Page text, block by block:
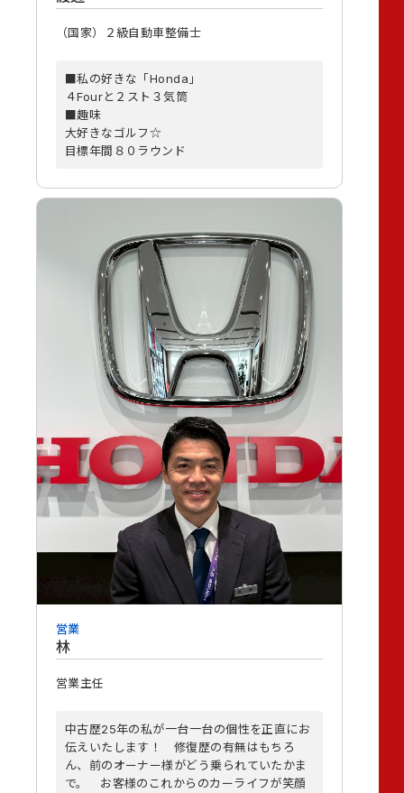
（国家）２級自動車整備士
■私の好きな「Honda」
４Fourと２スト３気筒
■趣味
大好きなゴルフ☆
目標年間８０ラウンド
営業
林
営業主任
中古歴25年の私が一台一台の個性を正直にお
伝えいたします！ 修復歴の有無はもちろ
ん、前のオーナー様がどう乗られていたかま
で。 お客様のこれからのカーライフが笑顔